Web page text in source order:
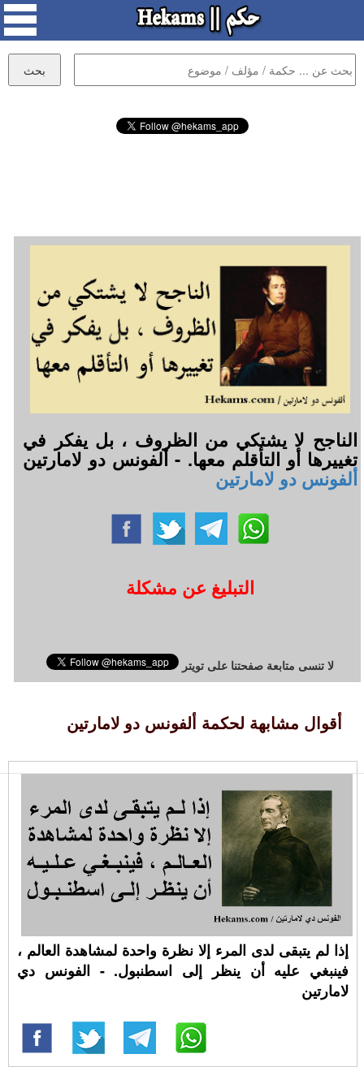
الناجح لا يشتكي من الظروف ، بل يفكر في
تغييرها أو التأقلم معها. - ألفونس دو لامارتين
ألفونس دو لامارتين
التبليغ عن مشكلة
لا تنسى متابعة صفحتنا على تويتر
أقوال مشابهة لحكمة ألفونس دو لامارتين
إذا لم يتبقى لدى المرء إلا نظرة واحدة لمشاهدة العالم ،
فينبغي عليه أن ينظر إلى اسطنبول. - الفونس دي
لامارتين